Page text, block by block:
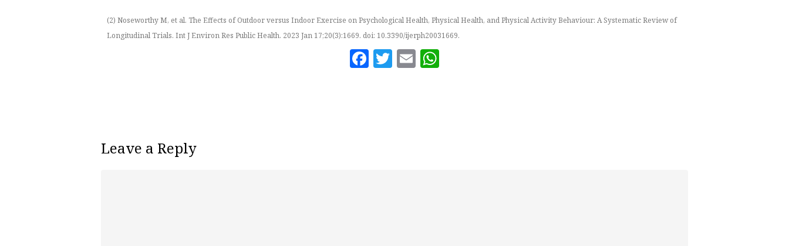
(2) Noseworthy M, et al. The Effects of Outdoor versus Indoor Exercise on Psychological Health, Physical Health, and Physical Activity Behaviour: A Systematic Review of
Longitudinal Trials. Int J Environ Res Public Health. 2023 Jan 17;20(3):1669. doi: 10.3390/ijerph20031669.
Facebook
Twitter
Email
Leave a Reply